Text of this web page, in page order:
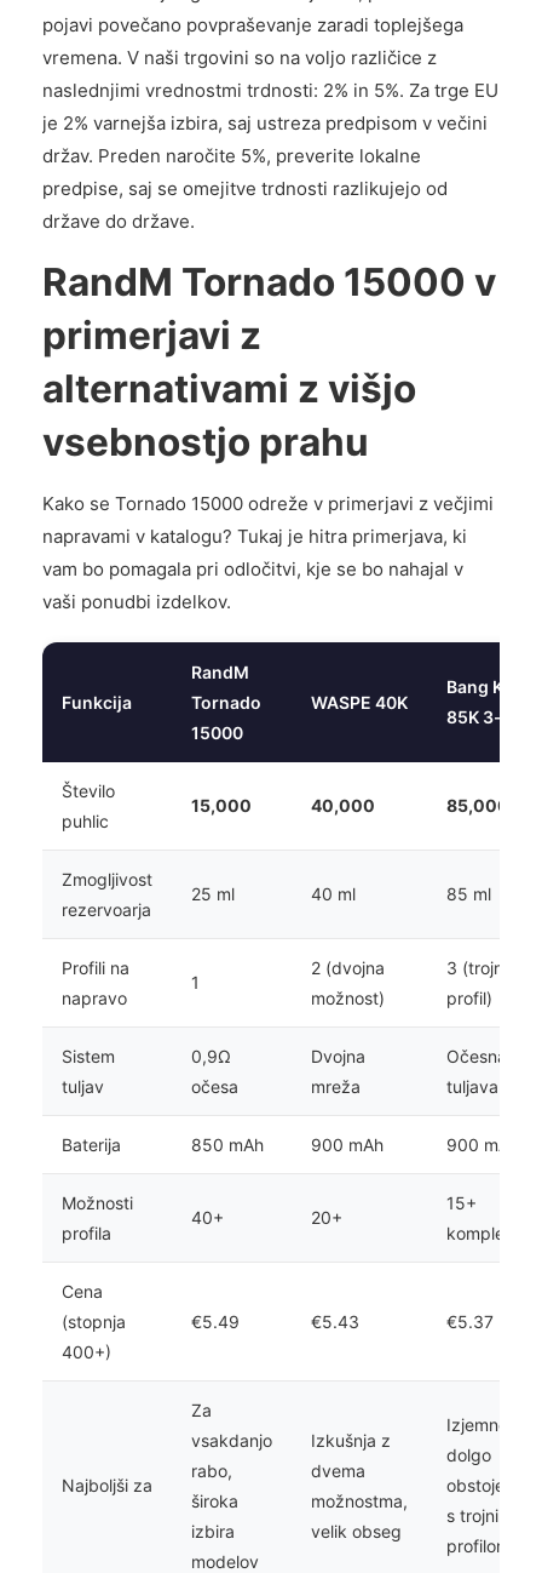
pojavi povečano povpraševanje zaradi toplejšega
vremena. V naši trgovini so na voljo različice z
naslednjimi vrednostmi trdnosti: 2% in 5%. Za trge EU
je 2% varnejša izbira, saj ustreza predpisom v večini
držav. Preden naročite 5%, preverite lokalne
predpise, saj se omejitve trdnosti razlikujejo od
države do države.
RandM Tornado 15000 v
primerjavi z
alternativami z višjo
vsebnostjo prahu
Kako se Tornado 15000 odreže v primerjavi z večjimi
napravami v katalogu? Tukaj je hitra primerjava, ki
vam bo pomagala pri odločitvi, kje se bo nahajal v
vaši ponudbi izdelkov.
Funkcija
RandM
Tornado
15000
WASPE 40K
Bang King
85K 3-v-1
Število
puhlic
15,000 40,000 85,000
Zmogljivost
rezervoarja
25 ml 40 ml 85 ml
Profili na
napravo
1
2 (dvojna
možnost)
3 (trojni
profil)
Sistem
tuljav
0,9Ω
očesa
Dvojna
mreža
Očesna
tuljava
Baterija 850 mAh 900 mAh 900 mAh
Možnosti
profila
40+ 20+
15+
kompletov
Cena
(stopnja
400+)
€5.49 €5.43 €5.37
Najboljši za
Za
vsakdanjo
rabo,
široka
izbira
modelov
Izkušnja z
dvema
možnostma,
velik obseg
Izjemno
dolgo
obstojen,
s trojnim
profilom